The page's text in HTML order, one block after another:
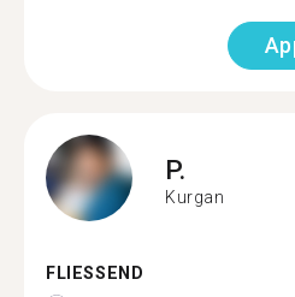
P.
Kurgan
FLIESSEND